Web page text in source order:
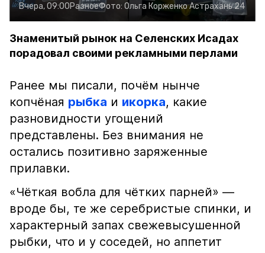
Вчера, 09:00РазноеФото: Ольга КорженкоАстрахань 24
Знаменитый рынок на Селенских Исадах
порадовал своими рекламными перлами
Ранее мы писали, почём нынче
копчёная рыбка и икорка, какие
разновидности угощений
представлены. Без внимания не
остались позитивно заряженные
прилавки.
«Чёткая вобла для чётких парней» —
вроде бы, те же серебристые спинки, и
характерный запах свежевысушенной
рыбки, что и у соседей, но аппетит